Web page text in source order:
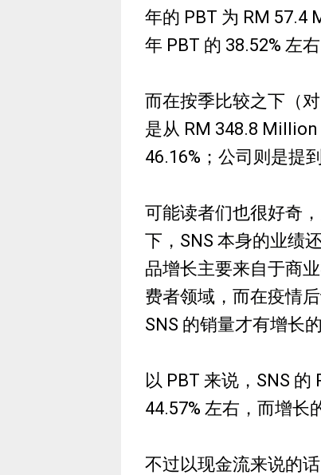
年的 PBT 为 RM 57.4
年 PBT 的 38.52% 左右
而在按季比较之下（
是从 RM 348.8
46.16%；公司则是提
可能读者们也很好奇
下，SNS 本身的业绩
品增长主要来自于商
费者领域，而在疫情
SNS 的销量才有增长
以 PBT 来说，SNS
44.57% 左右，而增长
不过以现金流来说的